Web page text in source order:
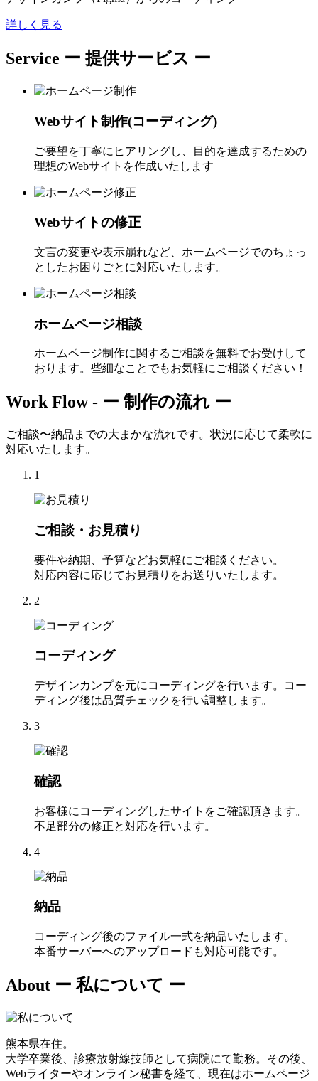
詳しく見る
Service ー 提供サービス ー
Webサイト制作(コーディング)
ご要望を丁寧にヒアリングし、目的を達成するための
理想のWebサイトを作成いたします
Webサイトの修正
文言の変更や表示崩れなど、ホームページでのちょっ
としたお困りごとに対応いたします。
ホームページ相談
ホームページ制作に関するご相談を無料でお受けして
おります。些細なことでもお気軽にご相談ください！
Work Flow - ー 制作の流れ ー
ご相談〜納品までの大まかな流れです。状況に応じて柔軟に
対応いたします。
1
ご相談・お見積り
要件や納期、予算などお気軽にご相談ください。
対応内容に応じてお見積りをお送りいたします。
2
コーディング
デザインカンプを元にコーディングを行います。コー
ディング後は品質チェックを行い調整します。
3
確認
お客様にコーディングしたサイトをご確認頂きます。
不足部分の修正と対応を行います。
4
納品
コーディング後のファイル一式を納品いたします。
本番サーバーへのアップロードも対応可能です。
About ー 私について ー
熊本県在住。
大学卒業後、診療放射線技師として病院にて勤務。その後、
Webライターやオンライン秘書を経て、現在はホームページ